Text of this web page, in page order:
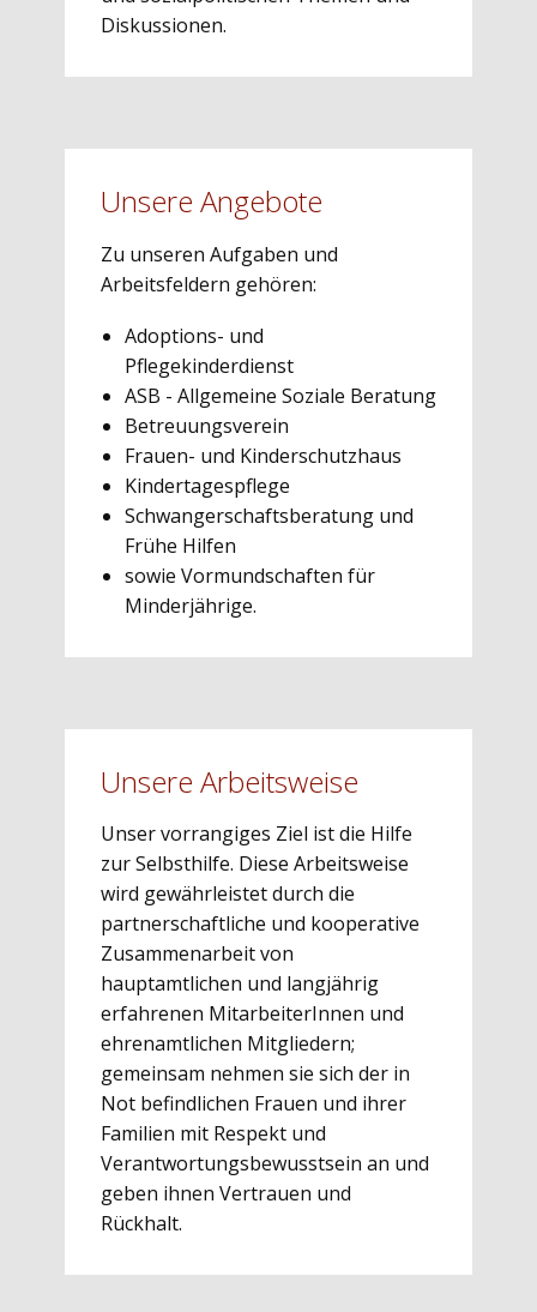
Diskussionen.
Unsere Angebote
Zu unseren Aufgaben und
Arbeitsfeldern gehören:
Adoptions- und
Pflegekinderdienst
ASB - Allgemeine Soziale Beratung
Betreuungsverein
Frauen- und Kinderschutzhaus
Kindertagespflege
Schwangerschaftsberatung und
Frühe Hilfen
sowie Vormundschaften für
Minderjährige.
Unsere Arbeitsweise
Unser vorrangiges Ziel ist die Hilfe
zur Selbsthilfe. Diese Arbeitsweise
wird gewährleistet durch die
partnerschaftliche und kooperative
Zusammenarbeit von
hauptamtlichen und langjährig
erfahrenen MitarbeiterInnen und
ehrenamtlichen Mitgliedern;
gemeinsam nehmen sie sich der in
Not befindlichen Frauen und ihrer
Familien mit Respekt und
Verantwortungsbewusstsein an und
geben ihnen Vertrauen und
Rückhalt.